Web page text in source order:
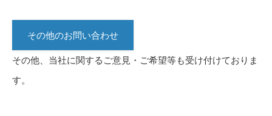
その他のお問い合わせ
その他、当社に関するご意見・ご希望等も受け付けておりま
す。